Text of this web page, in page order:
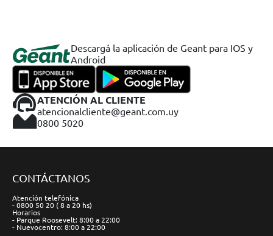
Descargá la aplicación de Geant para IOS y
Android
ATENCIÓN AL CLIENTE
atencionalcliente@geant.com.uy
0800 5020
CONTÁCTANOS
Atención telefónica
- 0800 50 20 ( 8 a 20 hs)
Horarios
- Parque Roosevelt: 8:00 a 22:00
- Nuevocentro: 8:00 a 22:00